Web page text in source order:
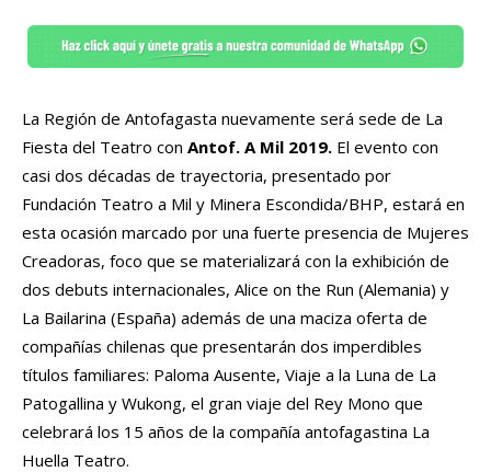
La Región de Antofagasta nuevamente será sede de La
Fiesta del Teatro con Antof. A Mil 2019. El evento con
casi dos décadas de trayectoria, presentado por
Fundación Teatro a Mil y Minera Escondida/BHP, estará en
esta ocasión marcado por una fuerte presencia de Mujeres
Creadoras, foco que se materializará con la exhibición de
dos debuts internacionales, Alice on the Run (Alemania) y
La Bailarina (España) además de una maciza oferta de
compañías chilenas que presentarán dos imperdibles
títulos familiares: Paloma Ausente, Viaje a la Luna de La
Patogallina y Wukong, el gran viaje del Rey Mono que
celebrará los 15 años de la compañía antofagastina La
Huella Teatro.